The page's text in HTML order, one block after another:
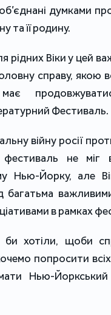
думками
та її родину.
рідних Віки у цей
справу, якою
має
Фестиваль.
війну росії
не міг
Нью-Йорку, але
багатьма
в рамках
хотіли, щоби
попросити
Нью-Йоркський